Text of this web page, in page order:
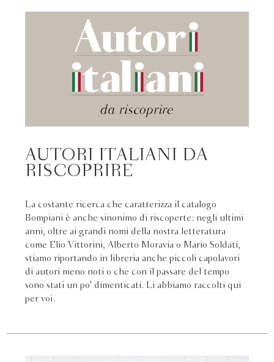
AUTORI ITALIANI DA
RISCOPRIRE
La costante ricerca che caratterizza il catalogo
Bompiani è anche sinonimo di riscoperte: negli ultimi
anni, oltre ai grandi nomi della nostra letteratura
come Elio Vittorini, Alberto Moravia o Mario Soldati,
stiamo riportando in libreria anche piccoli capolavori
di autori meno noti o che con il passare del tempo
sono stati un po' dimenticati. Li abbiamo raccolti qui
per voi.